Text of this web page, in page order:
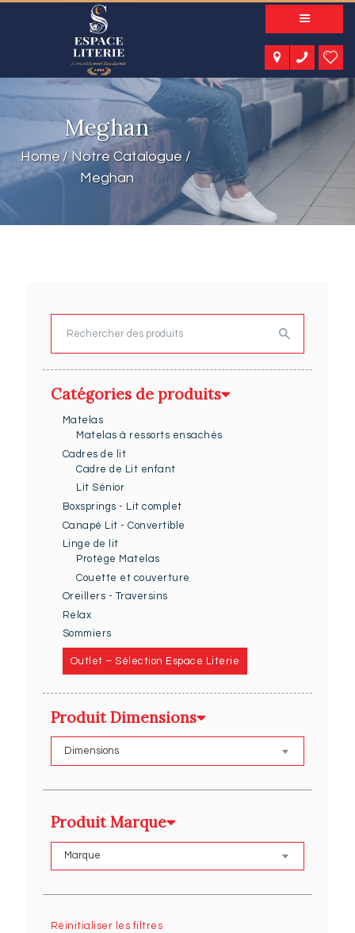
Meghan
Home
Notre Catalogue
Meghan
A PROPOS
NOS PRODUITS
NOTRE CATALOGUE
ESPACE KIDS
ESPACE SENIORS
ESPACE NATURE
ACTUALITÉS
CONTACT
Rechercher
Catégories de produits
Matelas
Matelas à ressorts ensachés
Cadres de lit
Cadre de Lit enfant
Lit Sénior
Boxsprings - Lit complet
Canapé Lit - Convertible
Linge de lit
Protège Matelas
Couette et couverture
Oreillers - Traversins
Relax
Sommiers
Outlet – Sélection Espace Literie
Produit Dimensions
Produit Marque
Réinitialiser les filtres